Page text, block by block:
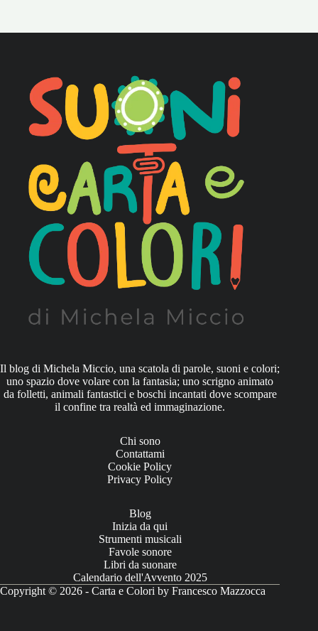
Il blog di Michela Miccio, una scatola di parole, suoni e colori;
uno spazio dove volare con la fantasia; uno scrigno animato
da folletti, animali fantastici e boschi incantati dove scompare
il confine tra realtà ed immaginazione.
Chi sono
Contattami
Cookie Policy
Privacy Policy
Blog
Inizia da qui
Strumenti musicali
Favole sonore
Libri da suonare
Calendario dell'Avvento 2025
Copyright © 2026 - Carta e Colori by Francesco Mazzocca